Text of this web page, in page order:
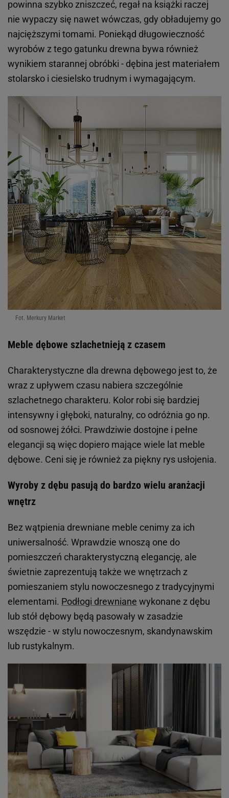
powinna szybko zniszczeć, regał na książki raczej
nie wypaczy się nawet wówczas, gdy obładujemy go
najcięższymi tomami. Poniekąd długowieczność
wyrobów z tego gatunku drewna bywa również
wynikiem starannej obróbki - dębina jest materiałem
stolarsko i ciesielsko trudnym i wymagającym.
Fot. Merkury Market
Meble dębowe szlachetnieją z czasem
Charakterystyczne dla drewna dębowego jest to, że
wraz z upływem czasu nabiera szczególnie
szlachetnego charakteru. Kolor robi się bardziej
intensywny i głęboki, naturalny, co odróżnia go np.
od sosnowej żółci. Prawdziwie dostojne i pełne
elegancji są więc dopiero mające wiele lat meble
dębowe. Ceni się je również za piękny rys usłojenia.
Wyroby z dębu pasują do bardzo wielu aranżacji
wnętrz
Bez wątpienia drewniane meble cenimy za ich
uniwersalność. Wprawdzie wnoszą one do
pomieszczeń charakterystyczną elegancję, ale
świetnie zaprezentują także we wnętrzach z
pomieszaniem stylu nowoczesnego z tradycyjnymi
elementami. Podłogi drewniane wykonane z dębu
lub stół dębowy będą pasowały w zasadzie
wszędzie - w stylu nowoczesnym, skandynawskim
lub rustykalnym.